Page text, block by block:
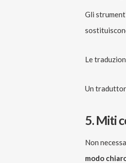
Gli
Le
Un
5. Miti
Non
modo